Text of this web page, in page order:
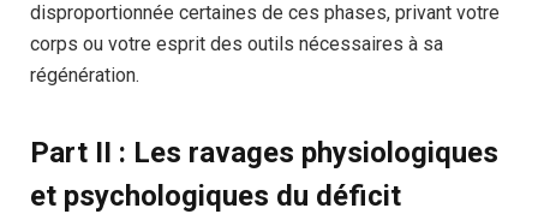
disproportionnée certaines de ces phases, privant votre
corps ou votre esprit des outils nécessaires à sa
régénération.
Part II : Les ravages physiologiques
et psychologiques du déficit